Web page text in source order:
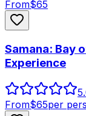
From$65
Samana: Bay
Experience
From$65per